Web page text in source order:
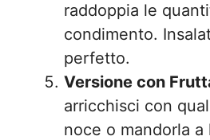
raddoppia le
condimento.
perfetto.
Versione con
arricchisci con
noce o mandorla